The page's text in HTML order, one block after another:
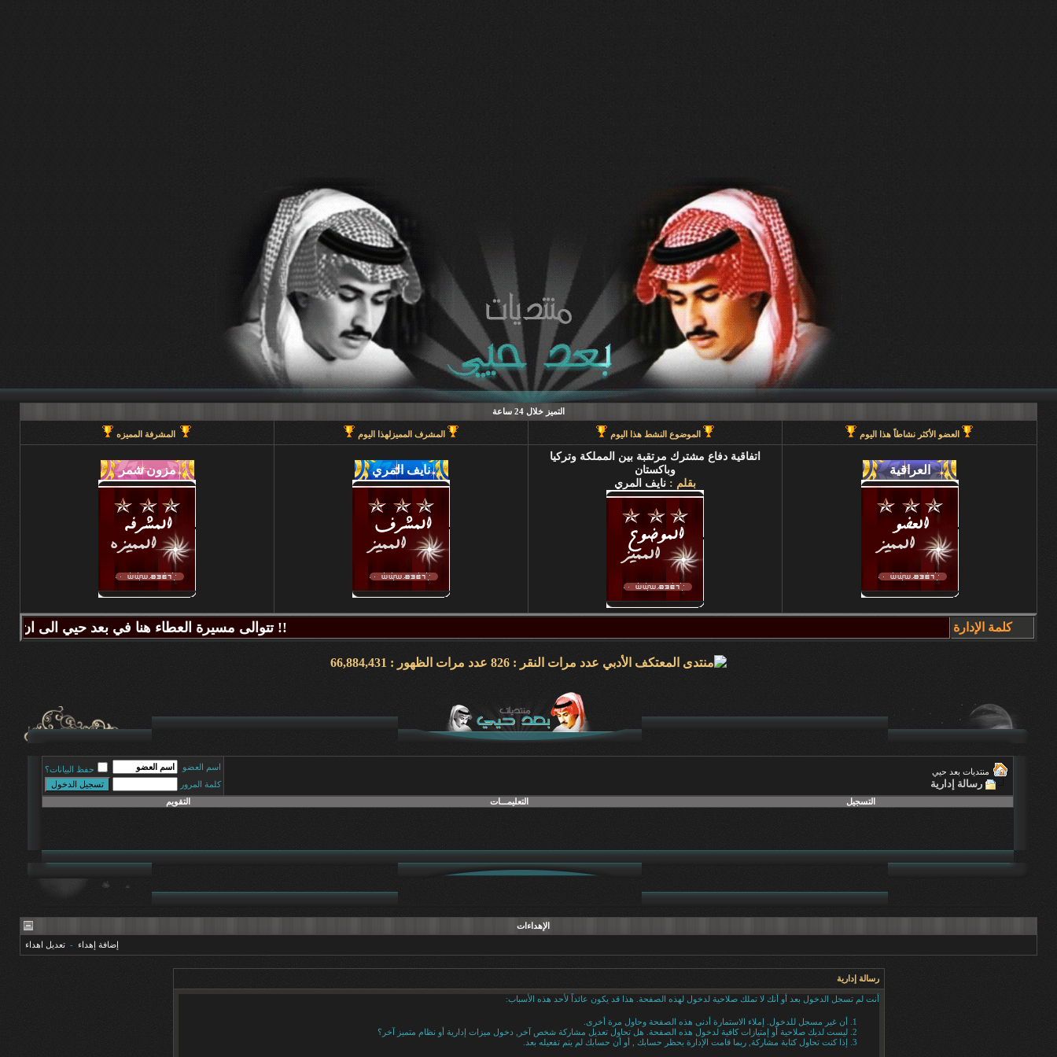
التميز خلال 24 ساعة
العضو الأكثر نشاطاً هذا اليوم الموضوع النشط هذا اليوم المشرف المميزلهذا اليوم المشرفة المميزه
اتفاقية دفاع مشترك مرتقبة بين المملكة وتركيا
وباكستان
بقلم : نايف المري
كلمة الإدارة
منتديات بعد حيي
رسالة إدارية
اسم العضو
حفظ البيانات؟
كلمة المرور
التسجيل
التعليمـــات التقويم
الإهداءات
إضافة إهداء - تعديل اهداء
رسالة إدارية
أنت لم تسجل الدخول بعد أو أنك لا تملك صلاحية لدخول لهذه الصفحة. هذا قد يكون عائداً لأحد هذه الأسباب:
أن غير مسجل للدخول. إملاء الاستمارة أدنى هذه الصفحة وحاول مرة أخرى.
ليست لديك صلاحية أو إمتيازات كافية لدخول هذه الصفحة. هل تحاول تعديل مشاركة شخص آخر, دخول ميزات إدارية أو نظام متميز آخر؟
إذا كنت تحاول كتابة مشاركة, ربما قامت الإدارة بحظر حسابك , أو أن حسابك لم يتم تفعيله بعد.